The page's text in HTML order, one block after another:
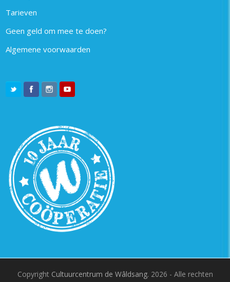
Tarieven
Geen geld om mee te doen?
Algemene voorwaarden
Copyright Cultuurcentrum de Wâldsang. 2026 - Alle rechten